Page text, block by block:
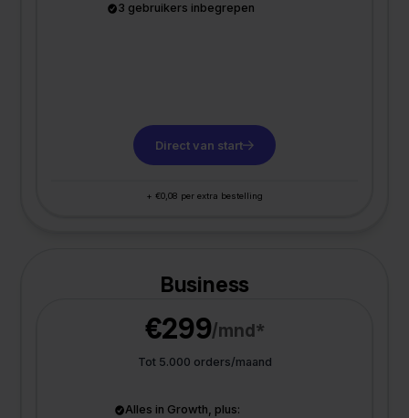
3 gebruikers inbegrepen
Direct van start
+ €0,08 per extra bestelling
Business
€299/mnd*
Tot 5.000 orders/maand
Alles in Growth, plus: